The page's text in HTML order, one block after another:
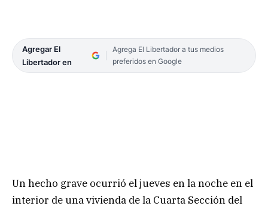
Agregar El
Libertador en
Agrega El Libertador a tus medios
preferidos en Google
Un hecho grave ocurrió el jueves en la noche en el
interior de una vivienda de la Cuarta Sección del